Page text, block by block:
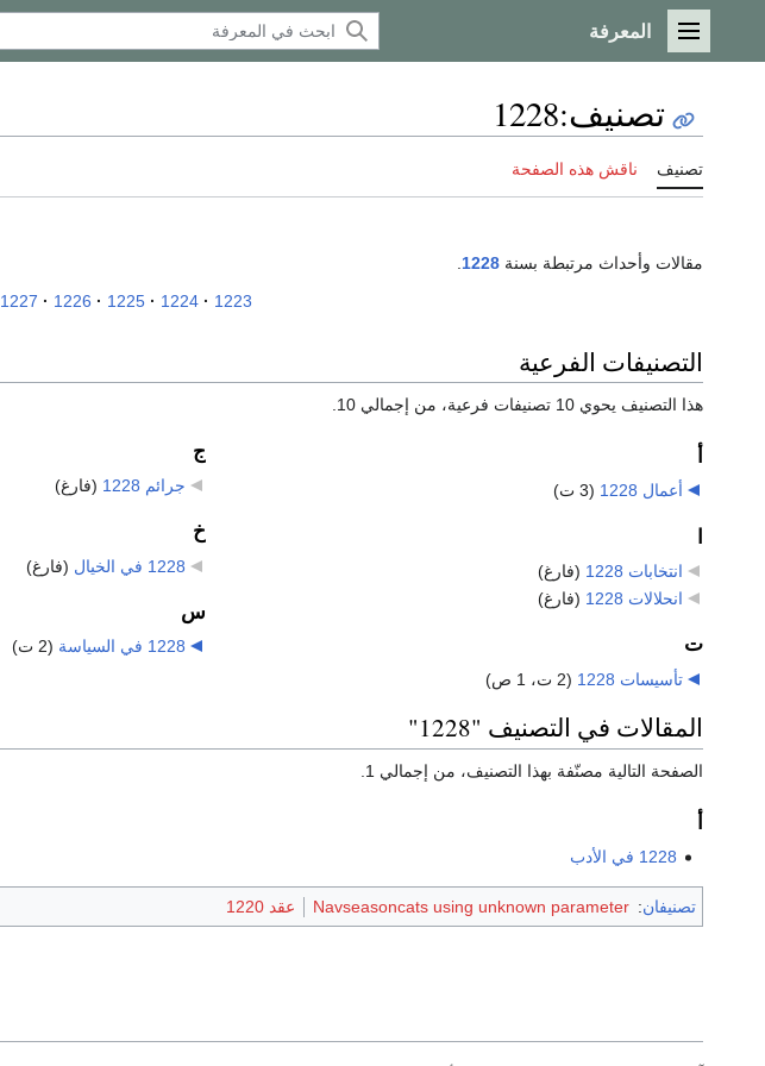
القائمة الرئيسية
المعرفة
تصنيف:
1228
تصنيف ناقش هذه الصفحة
مقالات وأحداث مرتبطة بسنة 1228
1223
1224
1225
1226
1227
التصنيفات الفرعية
هذا التصنيف يحوي 10 تصنيفات فرعية، من إجمالي 10.
أعمال 1228 (3 ت)
انتخابات 1228
(فارغ)
انحلالات 1228
(فارغ)
ت
تأسيسات 1228 (2 ت، 1 ص)
ج
جرائم 1228 (فارغ)
خ
1228 في الخيال (فارغ)
س
1228 في السياسة (2 ت)
المقالات في التصنيف "1228"
الصفحة التالية مصنّفة بهذا التصنيف، من إجمالي 1.
1228 في الأدب
تصنيفان:
Navseasoncats using unknown parameter عقد 1220